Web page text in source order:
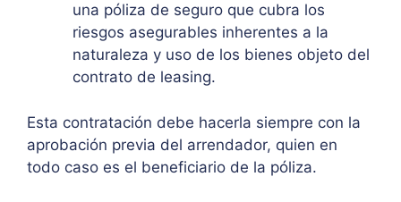
una póliza de seguro que cubra los
riesgos asegurables inherentes a la
naturaleza y uso de los bienes objeto del
contrato de leasing.
Esta contratación debe hacerla siempre con la
aprobación previa del arrendador, quien en
todo caso es el beneficiario de la póliza.